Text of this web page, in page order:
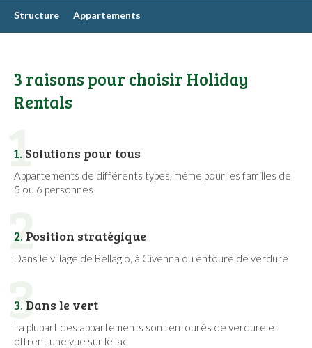
Structure Appartements
3 raisons pour choisir Holiday
Rentals
1
1. Solutions pour tous
Appartements de différents types, même pour les familles de
5 ou 6 personnes
2
2. Position stratégique
Dans le village de Bellagio, à Civenna ou entouré de verdure
3
3. Dans le vert
La plupart des appartements sont entourés de verdure et
offrent une vue sur le lac